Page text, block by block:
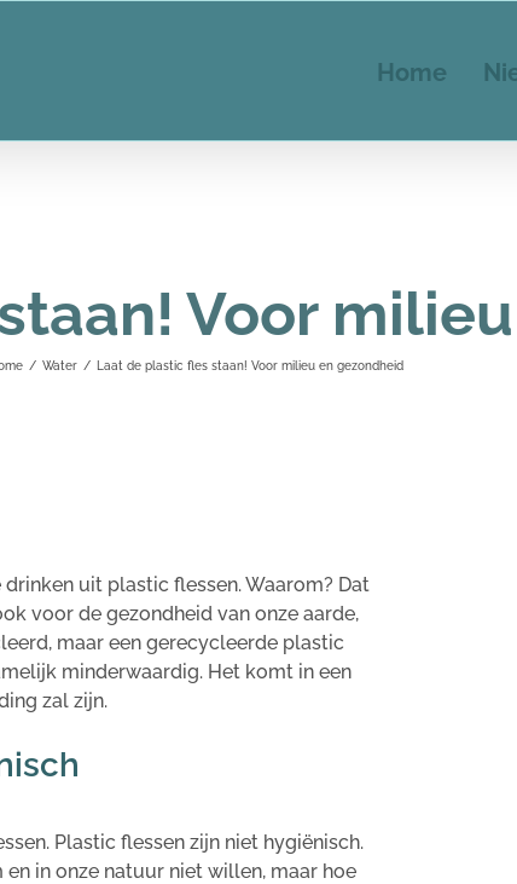
Home
Voor
/ Water / Laat de plastic fles staan! Voor milieu en gezondheid
uit plastic flessen. Waarom? Dat
voor de gezondheid van onze aarde,
maar een gerecycleerde plastic
minderwaardig. Het komt in een
zal zijn.
Plastic flessen zijn niet hygiënisch.
in onze natuur niet willen, maar hoe